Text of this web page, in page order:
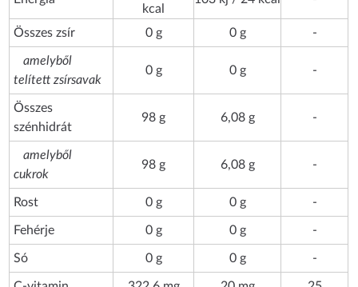
kcal
Összes zsír 0 g 0 g -
amelyből
telített zsírsavak
0 g 0 g -
Összes
szénhidrát
98 g 6,08 g -
amelyből
cukrok
98 g 6,08 g -
Rost 0 g 0 g -
Fehérje 0 g 0 g -
Só 0 g 0 g -